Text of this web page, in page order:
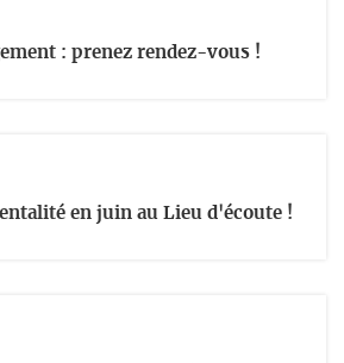
: prenez rendez-vous !
en juin au Lieu d'écoute !